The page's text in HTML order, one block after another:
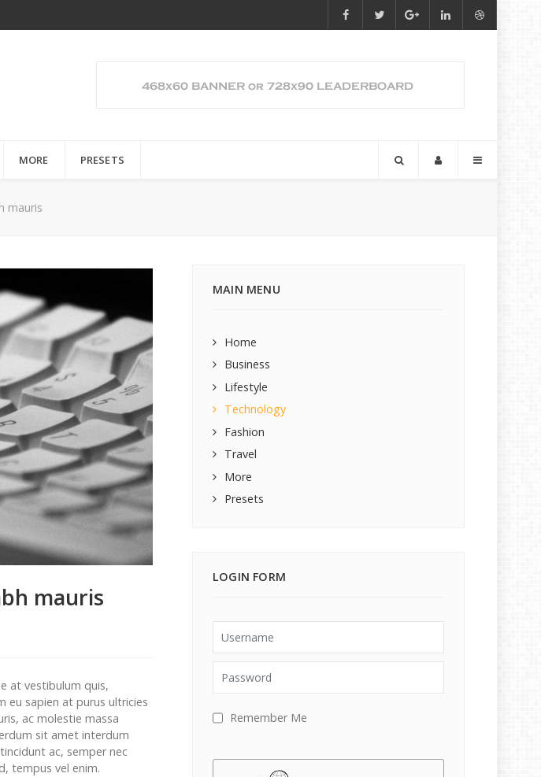
MORE PRESETS
mauris
mauris
at vestibulum quis,
sapien at purus ultricies
ac molestie massa
sit amet interdum
ac, semper nec
tempus vel enim.
MAIN MENU
Home
Business
Lifestyle
Technology
Fashion
Travel
More
Presets
LOGIN FORM
Remember Me